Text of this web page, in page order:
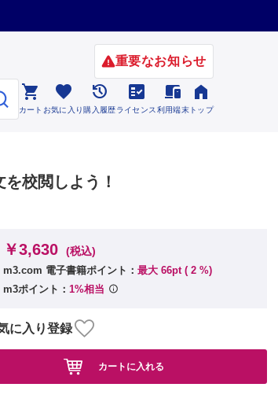
重要なお知らせ

カート

お気に入り

購入履歴

ライセンス

利用端末

トップ
校閲しよう！
￥3,630 (税込)
m3.com 電子書籍ポイント： 最大 66pt ( 2 %)
m3ポイント： 1%相当
に入り登録
カートに入れる